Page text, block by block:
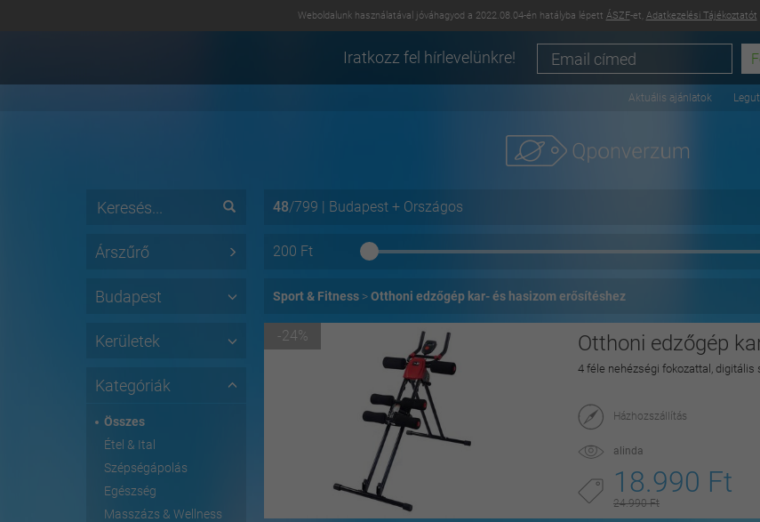
Weboldalunk használatával jóváhagyod a 2022.08.04-én hatályba lépett ÁSZF-et, Adatkezelési Tájékoztatót
Iratkozz fel hírlevelünkre!
Aktuális ajánlatok
Árszűrő
Budapest
Kerületek
Kategóriák
Összes
Étel & Ital
Szépségápolás
Egészség
Masszázs & Wellness
48/799 | Budapest + Országos
200 Ft
Sport & Fitness Otthoni edzőgép kar- és hasizom erősítéshez
-24% Otthoni edzőgép
4 féle nehézségi fokozattal,
Házhozszállítás
alinda
18.990 Ft
24.990 Ft